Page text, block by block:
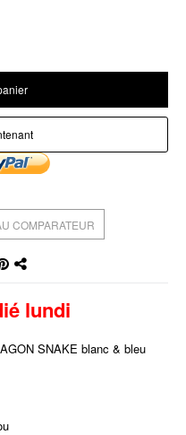
COMPARATEUR
lundi
SNAKE blanc & bleu